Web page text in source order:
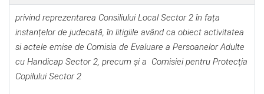
privind reprezentarea Consiliului Local Sector 2 în fața
instanțelor de judecată, în litigiile având ca obiect activitatea
si actele emise de Comisia de Evaluare a Persoanelor Adulte
cu Handicap Sector 2, precum și a Comisiei pentru Protecţia
Copilului Sector 2